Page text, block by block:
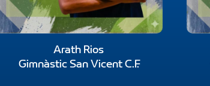
Arath Rios
Gimnàstic San Vicent C.F.